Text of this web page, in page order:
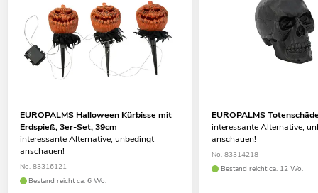
EUROPALMS Halloween Kürbisse mit
Erdspieß, 3er-Set, 39cm
interessante Alternative, unbedingt
anschauen!
No. 83316121
Bestand reicht ca. 6 Wo.
EUROPALMS
interessante Alternative,
anschauen!
No. 83314218
Bestand reicht ca. 12 Wo.